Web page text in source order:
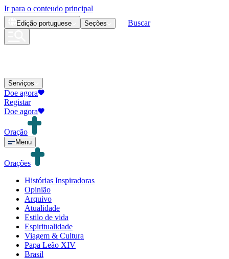
Ir para o conteudo principal
Edição portuguese Seções Buscar
Serviços
Doe agora
Registar
Doe agora
Oração
Menu
Orações
Histórias Inspiradoras
Opinião
Arquivo
Atualidade
Estilo de vida
Espiritualidade
Viagem & Cultura
Papa Leão XIV
Brasil